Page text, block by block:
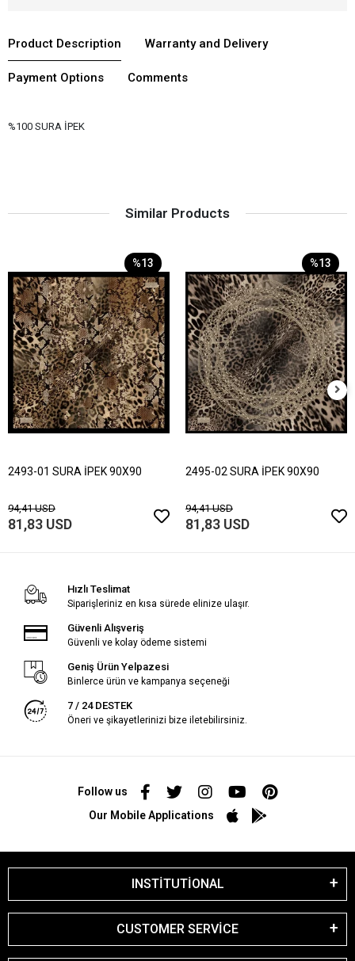
Product Description Warranty and Delivery
Payment Options Comments
%100 SURA İPEK
Similar Products
%13
2493-01 SURA İPEK 90X90
94,41 USD
81,83 USD
%13
2495-02 SURA İPEK 90X90
94,41 USD
81,83 USD
Hızlı Teslimat
Siparişleriniz en kısa sürede elinize ulaşır.
Güvenli Alışveriş
Güvenli ve kolay ödeme sistemi
Geniş Ürün Yelpazesi
Binlerce ürün ve kampanya seçeneği
7 / 24 DESTEK
Öneri ve şikayetlerinizi bize iletebilirsiniz.
Follow us
Our Mobile Applications
INSTİTUTİONAL
CUSTOMER SERVİCE